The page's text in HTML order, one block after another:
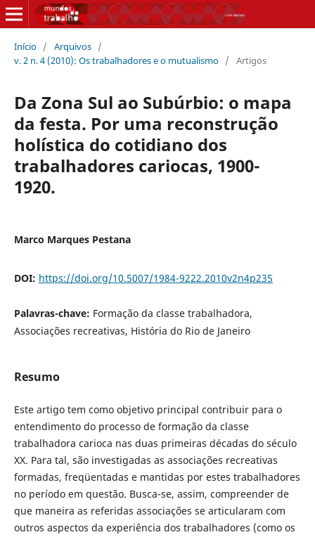
Início / Arquivos /
v. 2 n. 4 (2010): Os trabalhadores e o mutualismo / Artigos
Da Zona Sul ao Subúrbio: o mapa
da festa. Por uma reconstrução
holística do cotidiano dos
trabalhadores cariocas, 1900-
1920.
Marco Marques Pestana
DOI: https://doi.org/10.5007/1984-9222.2010v2n4p235
Palavras-chave: Formação da classe trabalhadora,
Associações recreativas, História do Rio de Janeiro
Resumo
Este artigo tem como objetivo principal contribuir para o
entendimento do processo de formação da classe
trabalhadora carioca nas duas primeiras décadas do século
XX. Para tal, são investigadas as associações recreativas
formadas, freqüentadas e mantidas por estes trabalhadores
no período em questão. Busca-se, assim, compreender de
que maneira as referidas associações se articularam com
outros aspectos da experiência dos trabalhadores (como os